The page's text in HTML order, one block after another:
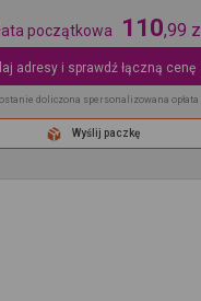
początkowa 110,99
adresy i sprawdź łączną cenę
doliczona spersonalizowana
Wyślij paczkę